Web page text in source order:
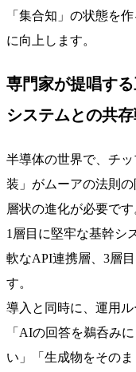
「集合知」の状態を
に向上します。
専門家が提唱す
システムとの共
半導体の世界で、チ
装」がムーアの法則
層状の進化が必要です
1層目に堅牢な基幹シ
軟なAPI連携層、3層
す。
導入と同時に、運用ル
「AIの回答を鵜呑み
い」「生成物をその